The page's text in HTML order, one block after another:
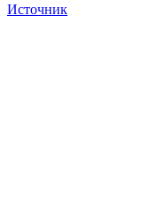
Источник